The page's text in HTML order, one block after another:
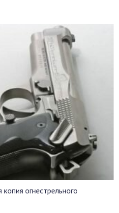
огнестрельного